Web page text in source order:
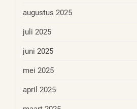
augustus 2025
juli 2025
juni 2025
mei 2025
april 2025